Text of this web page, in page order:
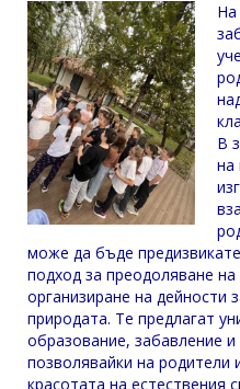
На
В
на
може да бъде
подход за преодоляване на
организиране на дейности
природата. Те предлагат
образование, забавление
позволявайки на родители
красотата на естествения